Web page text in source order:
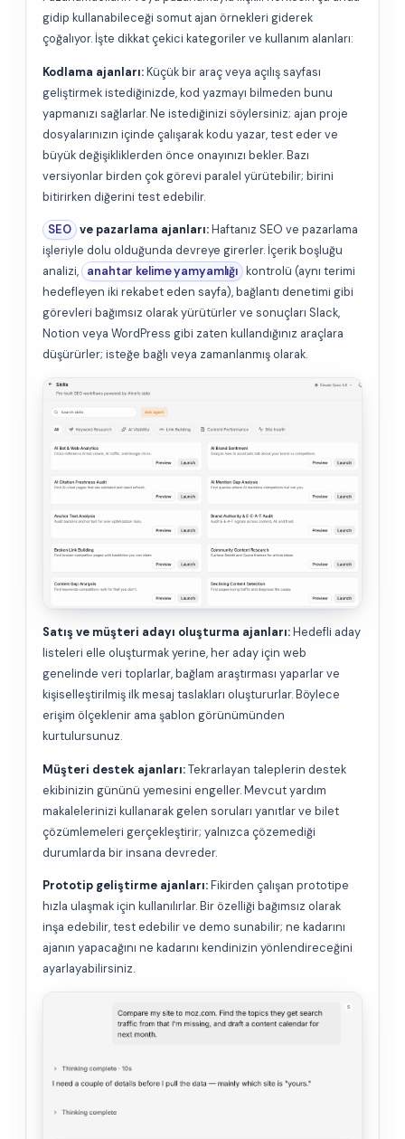
gidip kullanabileceği somut ajan örnekleri giderek
çoğalıyor. İşte dikkat çekici kategoriler ve kullanım alanları:
Kodlama ajanları:Küçük bir araç veya açılış sayfası
geliştirmek istediğinizde, kod yazmayı bilmeden bunu
yapmanızı sağlarlar. Ne istediğinizi söylersiniz; ajan proje
dosyalarınızın içinde çalışarak kodu yazar, test eder ve
büyük değişikliklerden önce onayınızı bekler. Bazı
versiyonlar birden çok görevi paralel yürütebilir; birini
bitirirken diğerini test edebilir.
SEO ve pazarlama ajanları:Haftanız SEO ve pazarlama
işleriyle dolu olduğunda devreye girerler. İçerik boşluğu
analizi, anahtar kelime yamyamlığı kontrolü (aynı terimi
hedefleyen iki rekabet eden sayfa), bağlantı denetimi gibi
görevleri bağımsız olarak yürütürler ve sonuçları Slack,
Notion veya WordPress gibi zaten kullandığınız araçlara
düşürürler; isteğe bağlı veya zamanlanmış olarak.
Satış ve müşteri adayı oluşturma ajanları:Hedefli aday
listeleri elle oluşturmak yerine, her aday için web
genelinde veri toplarlar, bağlam araştırması yaparlar ve
kişiselleştirilmiş ilk mesaj taslakları oluştururlar. Böylece
erişim ölçeklenir ama şablon görünümünden
kurtulursunuz.
Müşteri destek ajanları:Tekrarlayan taleplerin destek
ekibinizin gününü yemesini engeller. Mevcut yardım
makalelerinizi kullanarak gelen soruları yanıtlar ve bilet
çözümlemeleri gerçekleştirir; yalnızca çözemediği
durumlarda bir insana devreder.
Prototip geliştirme ajanları:Fikirden çalışan prototipe
hızla ulaşmak için kullanılırlar. Bir özelliği bağımsız olarak
inşa edebilir, test edebilir ve demo sunabilir; ne kadarını
ajanın yapacağını ne kadarını kendinizin yönlendireceğini
ayarlayabilirsiniz.